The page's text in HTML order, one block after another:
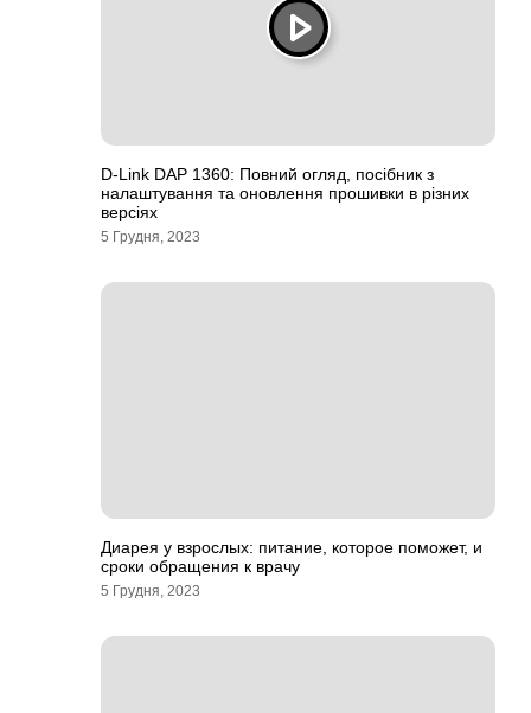
D-Link DAP 1360: Повний огляд, посібник з
налаштування та оновлення прошивки в різних
версіях
5 Грудня, 2023
Диарея у взрослых: питание, которое поможет, и
сроки обращения к врачу
5 Грудня, 2023